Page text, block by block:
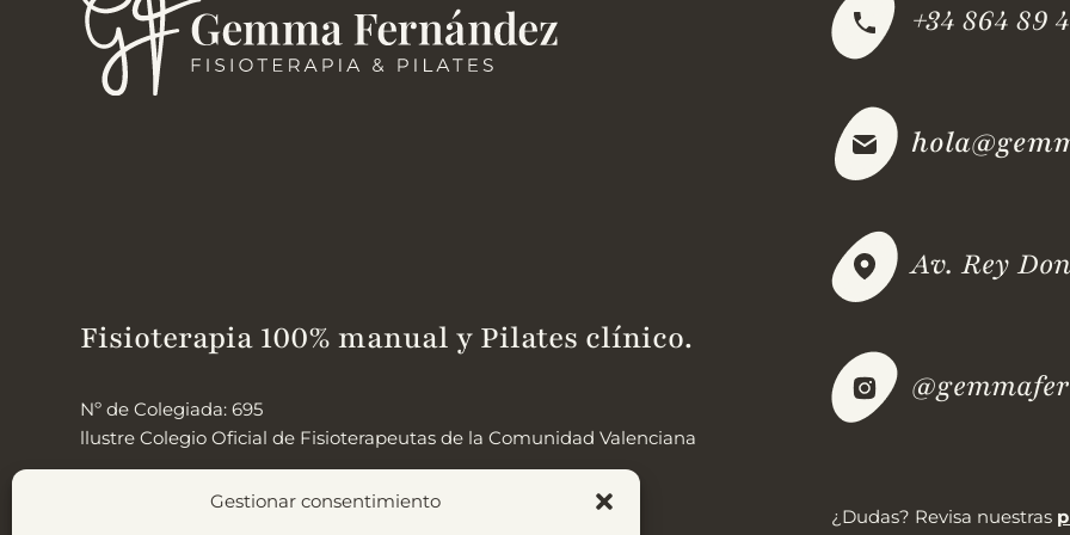
Gestionar consentimiento
Fisioterapia 100% manual y Pilates clínico.
Nº de Colegiada: 695
llustre Colegio Oficial de Fisioterapeutas de la Comunidad Valenciana
+34 864 89
Av. Rey
¿Dudas? Revisa nuestras